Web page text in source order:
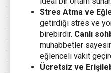
Stres Atma ve
getirdiği stres ve
birebirdir. Canlı
muhabbetler
eğlenceli vakit
Ücretsiz ve